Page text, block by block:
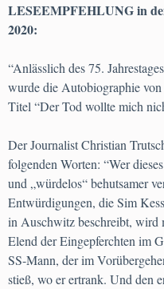
LESEEMPFEHLUNG in
2020:
“Anlässlich des 75.
wurde die Autobiographie
Titel “Der Tod wollte mich
Der Journalist Christian
folgenden Worten: “Wer
und „würdelos“ behutsamer
Entwürdigungen, die Sim
in Auschwitz beschreibt, wird
Elend der Eingepferchten im
SS-Mann, der im
stieß, wo er ertrank. Und den